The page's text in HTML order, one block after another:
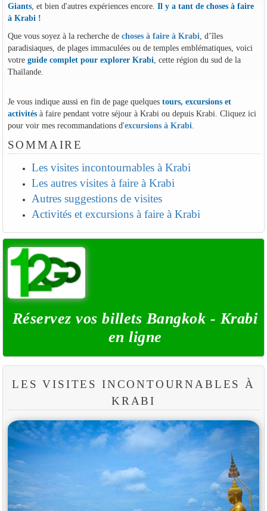
Giants, et bien d'autres expériences encore. Il y a tant de choses à faire
à Krabi !
Que vous soyez à la recherche de choses à faire à Krabi , d’îles
paradisiaques, de plages immaculées ou de temples emblématiques, voici
votre guide complet pour explorer Krabi , cette région du sud de la
Thaïlande.
Je vous indique aussi en fin de page quelques tours, excursions et
activitésà faire pendant votre séjour à Krabi ou depuis Krabi. Cliquez ici
pour voir mes recommandations d'excursions à Krabi
SOMMAIRE
Les visites incontournables à Krabi
Les autres visites à faire à Krabi
Autres suggestions de visites
Activités et excursions à faire à Krabi
Réservez vos billets Bangkok - Krabi
en ligne
LES VISITES INCONTOURNABLES À
KRABI